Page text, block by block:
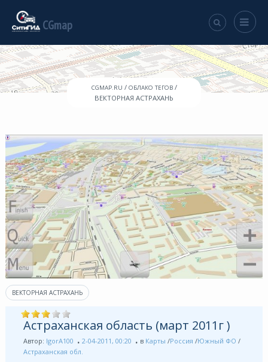
CGmap
CGMAP.RU / ОБЛАКО ТЕГОВ/
ВЕКТОРНАЯ АСТРАХАНЬ
ВЕКТОРНАЯ АСТРАХАНЬ
Астраханская область (март 2011г )
Автор: IgorA100 2-04-2011, 00:20 в Карты /Россия /Южный ФО /
Астраханская обл.